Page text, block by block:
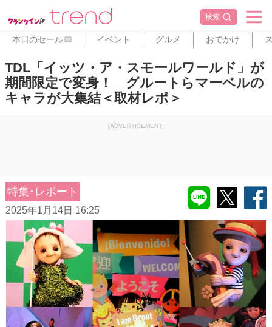
検索
本日のセール PR イベント グルメ おでかけ
TDL「イッツ・ア・スモールワールド」が
期間限定で変身！ グルートらマーベルの
キャラが大集結＜取材レポ＞
[ADVERTISEMENT]
特集･レポート
2025年1月14日 16:25